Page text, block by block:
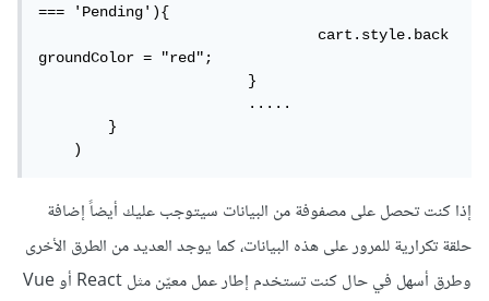
=== 'Pending'){
				cart.style.back
groundColor = "red";
			}
			.....
        }
    )
إذا كنت تحصل على مصفوفة من البيانات سيتوجب عليك أيضاً إضافة
حلقة تكرارية للمرور على هذه البيانات، كما يوجد العديد من الطرق الأخرى
وطرق أسهل في حال كنت تستخدم إطار عمل معيّن مثل React أو Vue